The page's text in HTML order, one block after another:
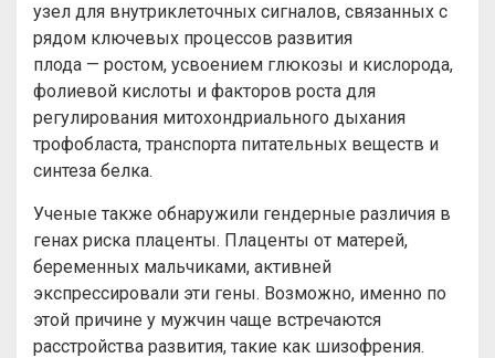
узел для внутриклеточных сигналов, связанных с
рядом ключевых процессов развития
плода — ростом, усвоением глюкозы и кислорода,
фолиевой кислоты и факторов роста для
регулирования митохондриального дыхания
трофобласта, транспорта питательных веществ и
синтеза белка.
Ученые также обнаружили гендерные различия в
генах риска плаценты. Плаценты от матерей,
беременных мальчиками, активней
экспрессировали эти гены. Возможно, именно по
этой причине у мужчин чаще встречаются
расстройства развития, такие как шизофрения.